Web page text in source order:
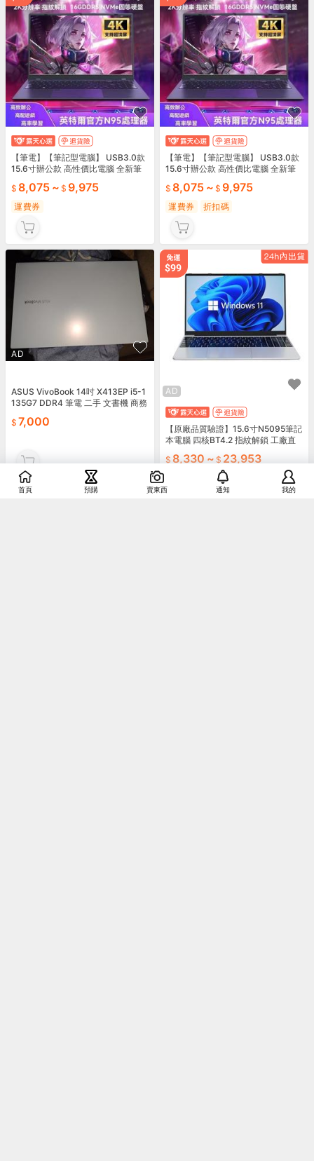
【筆電】【筆記型電腦】 USB3.0款
15.6寸辦公款 高性價比電腦 全新筆
辦公高性價 全新筆記本 15.6寸電腦
高性價筆電 學生辦公專用 💻
8,075 ~ 9,975
運費券
【筆電】【筆記型電腦】 USB3.0款
15.6寸辦公款 高性價比電腦 全新筆
辦公高性價 全新筆記本 15.6寸電腦
高性價筆電 學生辦公專用 💻
8,075 ~ 9,975
運費券 折扣碼
AD
ASUS VivoBook 14吋 X413EP i5-1
135G7 DDR4 筆電 二手 文書機 商務
7,000
AD
【原廠品質驗證】15.6寸N5095筆記
本電腦 四核BT4.2 指紋解鎖 工廠直
8,330 ~ 23,953
首頁 預購 賣東西 通知 我的